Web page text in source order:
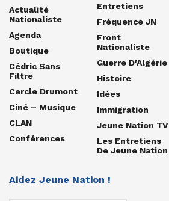
Actualité
Nationaliste
Agenda
Boutique
Cédric Sans
Filtre
Cercle Drumont
Ciné – Musique
CLAN
Conférences
Entretiens
Fréquence JN
Front
Nationaliste
Guerre D'Algérie
Histoire
Idées
Immigration
Jeune Nation TV
Les Entretiens
De Jeune Nation
Aidez Jeune Nation !